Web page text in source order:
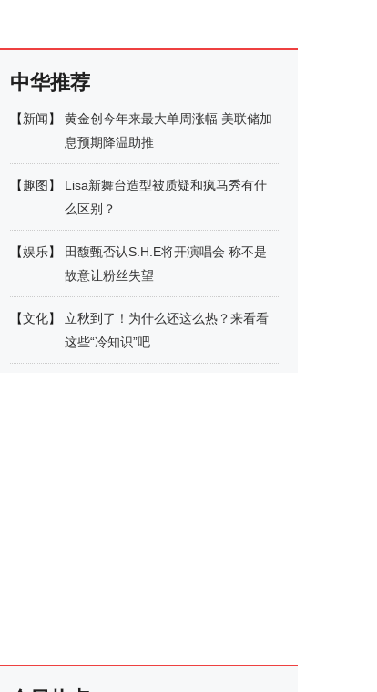
中华推荐
【新闻】
黄金创今年来最大单周涨幅 美联储加
息预期降温助推
【趣图 】
Lisa新舞台造型被质疑和疯马秀有什
么区别？
【娱乐】
田馥甄否认S.H.E将开演唱会 称不是
故意让粉丝失望
【文化】
立秋到了！为什么还这么热？来看看
这些“冷知识”吧